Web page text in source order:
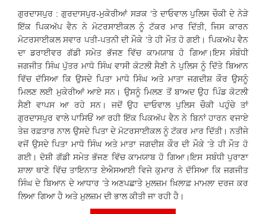
ਗੁਰਦਾਸਪੁਰ : ਗੁਰਦਾਸਪੁਰ-ਮੁਕੇਰੀਆਂ ਸੜਕ ‘ਤੇ ਦਾਓਵਾਲ ਪੁਲਿਸ ਚੌਕੀ ਦੇ ਨੇੜੇ
ਇੱਕ ਪਿਕਅੱਪ ਵੈਨ ਨੇ ਮੋਟਰਸਾਈਕਲ ਨੂੰ ਟੱਕਰ ਮਾਰ ਦਿੱਤੀ, ਜਿਸ ਕਾਰਨ
ਮੋਟਰਸਾਈਕਲ ਸਵਾਰ ਪਤੀ-ਪਤਨੀ ਦੀ ਮੌਕੇ ‘ਤੇ ਹੀ ਮੌਤ ਹੋ ਗਈ। ਪਿਕਅੱਪ ਵੈਨ
ਦਾ ਡਰਾਈਵਰ ਗੱਡੀ ਸਮੇਤ ਭੱਜਣ ਵਿੱਚ ਕਾਮਯਾਬ ਹੋ ਗਿਆ।ਇਸ ਸੰਬੰਧੀ
ਜਗਜੀਤ ਸਿੰਘ ਪੁੱਤਰ ਮਾਧੋ ਸਿੰਘ ਵਾਸੀ ਕੋਟਲੀ ਸੈਣੀ ਨੇ ਪੁਲਿਸ ਨੂੰ ਦਿੱਤੇ ਬਿਆਨ
ਵਿੱਚ ਦੱਸਿਆ ਕਿ ਉਸਦੇ ਪਿਤਾ ਮਾਧੋ ਸਿੰਘ ਅਤੇ ਮਾਤਾ ਜਗਦੀਸ਼ ਕੌਰ ਉਸਨੂੰ
ਮਿਲਣ ਲਈ ਮੁਕੇਰੀਆਂ ਆਏ ਸਨ। ਉਸਨੂੰ ਮਿਲਣ ਤੋਂ ਬਾਅਦ ਉਹ ਪਿੰਡ ਕੋਟਲੀ
ਸੈਣੀ ਵਾਪਸ ਆ ਰਹੇ ਸਨ। ਜਦੋਂ ਉਹ ਦਾਓਵਾਲ ਪੁਲਿਸ ਚੌਕੀ ਪਹੁੰਚੇ ਤਾਂ
ਗੁਰਦਾਸਪੁਰ ਵਾਲੇ ਪਾਸਿਓਂ ਆ ਰਹੀ ਇੱਕ ਪਿਕਅੱਪ ਵੈਨ ਨੇ ਬਿਨਾਂ ਹਾਰਨ ਵਜਾਏ
ਤੇਜ਼ ਰਫ਼ਤਾਰ ਨਾਲ ਉਸਦੇ ਪਿਤਾ ਦੇ ਮੋਟਰਸਾਈਕਲ ਨੂੰ ਟੱਕਰ ਮਾਰ ਦਿੱਤੀ। ਨਤੀਜੇ
ਵਜੋਂ ਉਸਦੇ ਪਿਤਾ ਮਾਧੋ ਸਿੰਘ ਅਤੇ ਮਾਤਾ ਜਗਦੀਸ਼ ਕੌਰ ਦੀ ਮੌਕੇ ‘ਤੇ ਹੀ ਮੌਤ ਹੋ
ਗਈ। ਦੋਸ਼ੀ ਗੱਡੀ ਸਮੇਤ ਭੱਜਣ ਵਿੱਚ ਕਾਮਯਾਬ ਹੋ ਗਿਆ।ਇਸ ਸਬੰਧੀ ਪੁਰਾਣਾ
ਸ਼ਾਲਾ ਥਾਣੇ ਵਿੱਚ ਤਾਇਨਾਤ ਏਐਸਆਈ ਵਿਜੇ ਕੁਮਾਰ ਨੇ ਦੱਸਿਆ ਕਿ ਜਗਜੀਤ
ਸਿੰਘ ਦੇ ਬਿਆਨ ਦੇ ਆਧਾਰ ‘ਤੇ ਅਣਪਛਾਤੇ ਮੁਲਜ਼ਮ ਖ਼ਿਲਾਫ਼ ਮਾਮਲਾ ਦਰਜ ਕਰ
ਲਿਆ ਗਿਆ ਹੈ ਅਤੇ ਮੁਲਜ਼ਮ ਦੀ ਭਾਲ ਕੀਤੀ ਜਾ ਰਹੀ ਹੈ।